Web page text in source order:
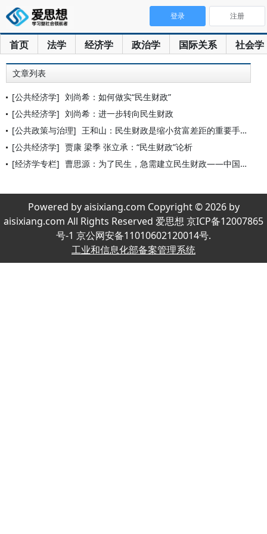
首页 法学 经济学 政治学 国际关系 社会学
登录 注册
文章列表
[公共经济学] 刘尚希：如何做实“民生财政”
[公共经济学] 刘尚希：进一步转向民生财政
[公共政策与治理] 王和山：民生财政是缩小贫富差距的重要手段
[公共经济学] 贾康 梁季 张立承：“民生财政”论析
[经济学专栏] 曹思源：为了民生，急需建立民生财政——中国财政支出结构改革三
Powered by aisixiang.com Copyright © 2026 by
aisixiang.com All Rights Reserved 爱思想 京ICP备12007865
号-1 京公网安备11010602120014号.
工业和信息化部备案管理系统